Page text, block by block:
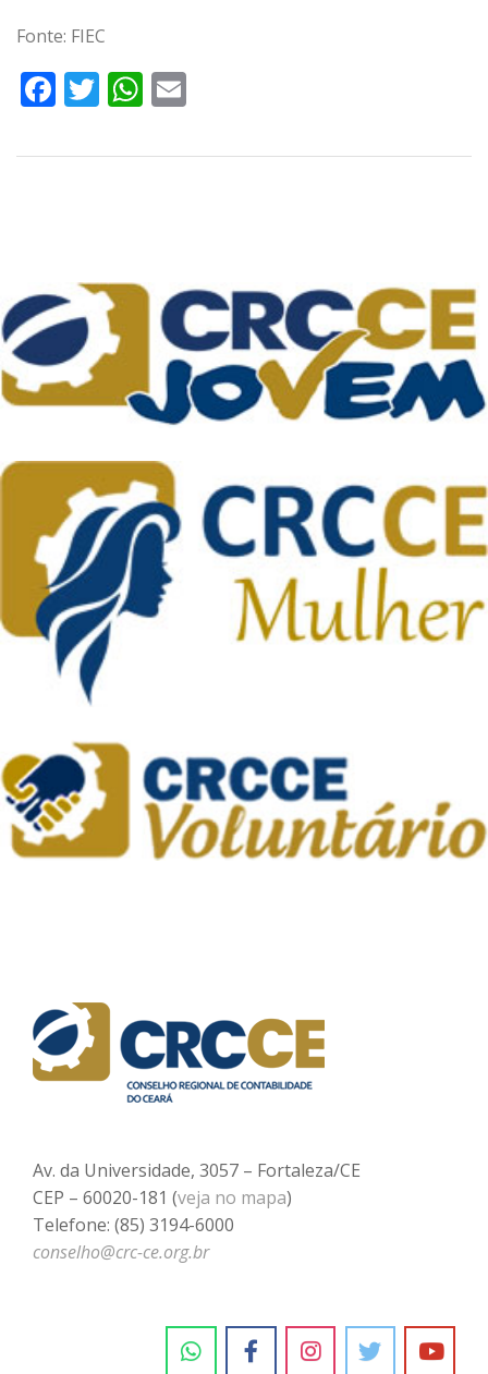
Fonte: FIEC
Facebook
TwitterWhatsApp
Av. da Universidade, 3057 – Fortaleza/CE
CEP – 60020-181 (veja no mapa)
Telefone: (85) 3194-6000
conselho@crc-ce.org.br